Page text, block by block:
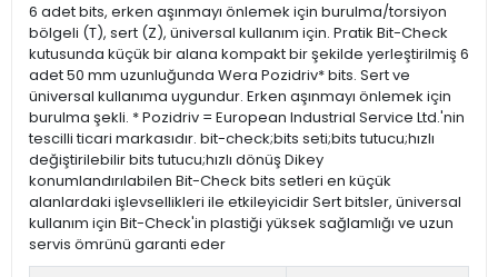
6 adet bits, erken aşınmayı önlemek için burulma/torsiyon
bölgeli (T), sert (Z), üniversal kullanım için. Pratik Bit-Check
kutusunda küçük bir alana kompakt bir şekilde yerleştirilmiş 6
adet 50 mm uzunluğunda Wera Pozidriv* bits. Sert ve
üniversal kullanıma uygundur. Erken aşınmayı önlemek için
burulma şekli. * Pozidriv = European Industrial Service Ltd.'nin
tescilli ticari markasıdır. bit-check;bits seti;bits tutucu;hızlı
değiştirilebilir bits tutucu;hızlı dönüş Dikey
konumlandırılabilen Bit-Check bits setleri en küçük
alanlardaki işlevsellikleri ile etkileyicidir Sert bitsler, üniversal
kullanım için Bit-Check'in plastiği yüksek sağlamlığı ve uzun
servis ömrünü garanti eder